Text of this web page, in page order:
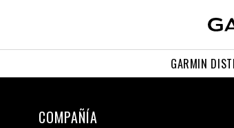
GARMIN
COMPAÑÍA